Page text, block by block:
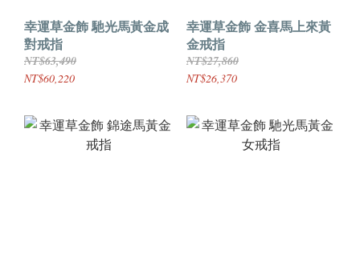
幸運草金飾 馳光馬黃金成
對戒指
NT$63,490
NT$60,220
幸運草金飾 金喜馬上來黃
金戒指
NT$27,860
NT$26,370